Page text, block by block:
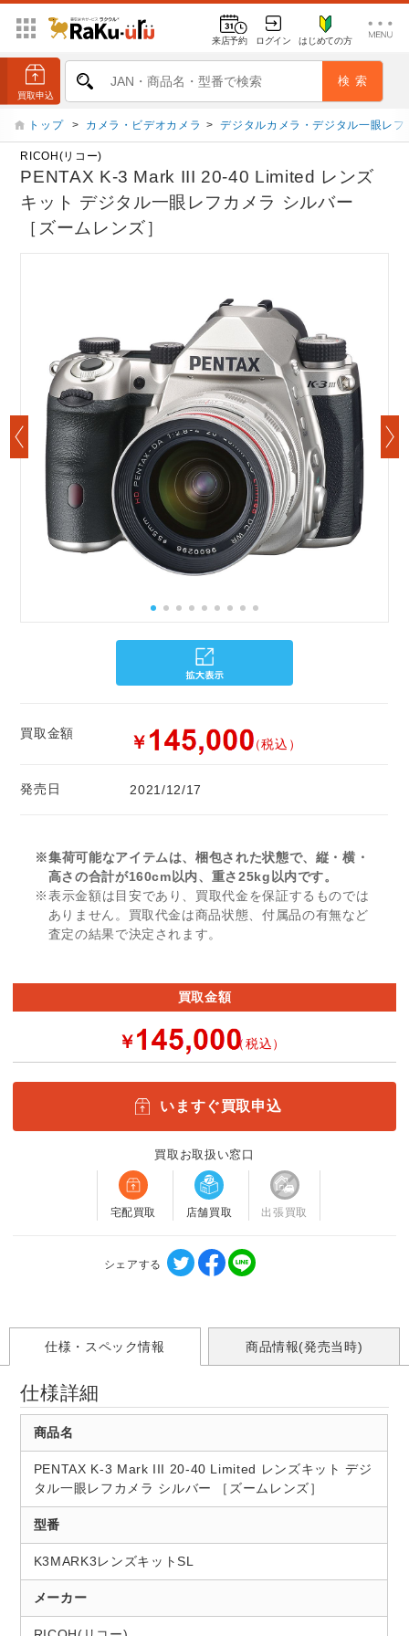
来店予約 ログイン はじめての方
トップ > カメラ・ビデオカメラ > デジタルカメラ・デジタル一眼レフ
RICOH(リコー)
PENTAX K-3 Mark III 20-40 Limited レンズ
キット デジタル一眼レフカメラ シルバー
［ズームレンズ］
買取金額 ￥ （税込）
発売日 2021/12/17
※集荷可能なアイテムは、梱包された状態で、縦・横・
高さの合計が160cm以内、重さ25kg以内です。
※表示金額は目安であり、買取代金を保証するものでは
ありません。買取代金は商品状態、付属品の有無など
査定の結果で決定されます。
買取金額
￥ （税込）
いますぐ買取申込
買取お取扱い窓口
宅配買取 店舗買取 出張買取
シェアする
仕様・スペック情報 商品情報(発売当時)
仕様詳細
商品名
PENTAX K-3 Mark III 20-40 Limited レンズキット デジ
タル一眼レフカメラ シルバー ［ズームレンズ］
型番
K3MARK3レンズキットSL
メーカー